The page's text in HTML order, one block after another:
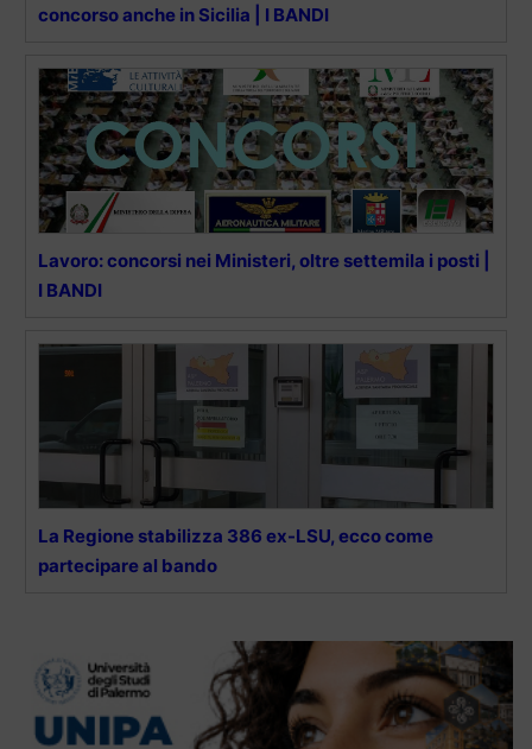
concorso anche in Sicilia | I BANDI
Lavoro: concorsi nei Ministeri, oltre settemila i posti |
I BANDI
La Regione stabilizza 386 ex-LSU, ecco come
partecipare al bando